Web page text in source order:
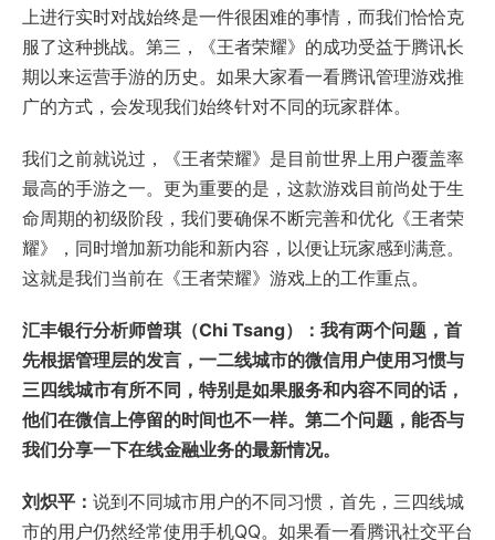
上进行实时对战始终是一件很困难的事情，而我们恰恰克
服了这种挑战。第三，《王者荣耀》的成功受益于腾讯长
期以来运营手游的历史。如果大家看一看腾讯管理游戏推
广的方式，会发现我们始终针对不同的玩家群体。
我们之前就说过，《王者荣耀》是目前世界上用户覆盖率
最高的手游之一。更为重要的是，这款游戏目前尚处于生
命周期的初级阶段，我们要确保不断完善和优化《王者荣
耀》，同时增加新功能和新内容，以便让玩家感到满意。
这就是我们当前在《王者荣耀》游戏上的工作重点。
汇丰银行分析师曾琪（Chi Tsang）：我有两个问题，首
先根据管理层的发言，一二线城市的微信用户使用习惯与
三四线城市有所不同，特别是如果服务和内容不同的话，
他们在微信上停留的时间也不一样。第二个问题，能否与
我们分享一下在线金融业务的最新情况。
刘炽平： 说到不同城市用户的不同习惯，首先，三四线城
市的用户仍然经常使用手机QQ。如果看一看腾讯社交平台